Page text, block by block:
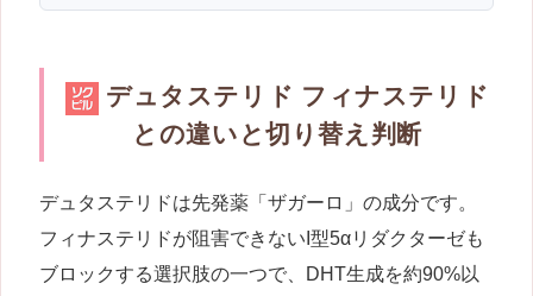
デュタステリド フィナステリド
との違いと切り替え判断
デュタステリドは先発薬「ザガーロ」の成分です。
フィナステリドが阻害できないI型5αリダクターゼも
ブロックする選択肢の一つで、DHT生成を約90%以